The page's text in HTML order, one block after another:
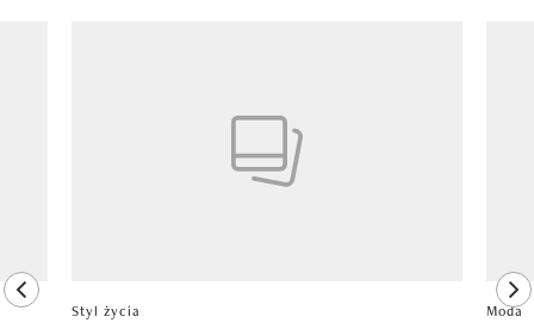
previous element
Styl życia Moda